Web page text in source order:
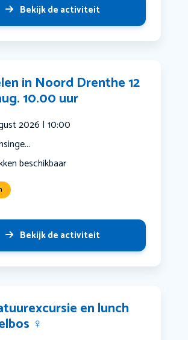
Bekijk de activiteit
in Noord Drenthe 12
10.00 uur
2026 | 10:00
beschikbaar
Bekijk de activiteit
en lunch
‍♀️